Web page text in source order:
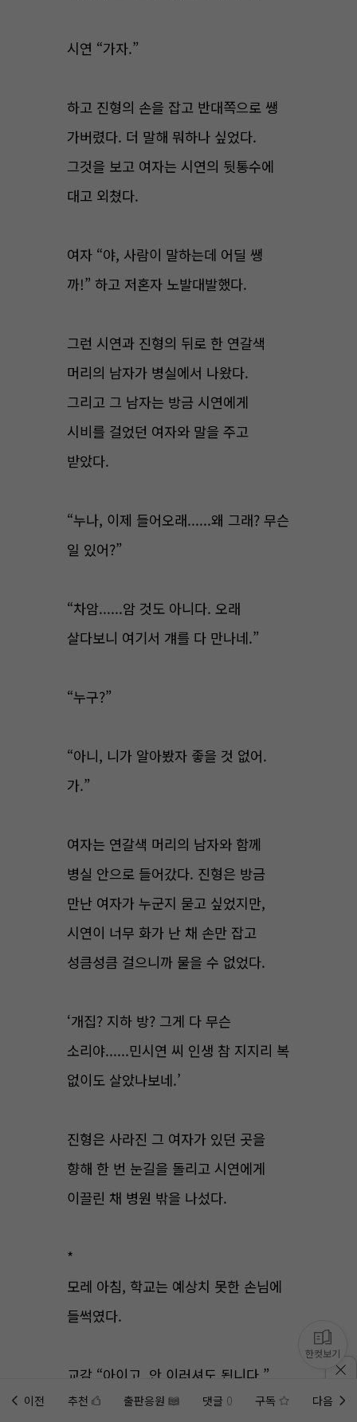
시연 “가자.”
하고 진형의 손을 잡고 반대쪽으로 쌩
가버렸다. 더 말해 뭐하나 싶었다.
그것을 보고 여자는 시연의 뒷통수에
대고 외쳤다.
여자 “야, 사람이 말하는데 어딜 쌩
까!” 하고 저혼자 노발대발했다.
그런 시연과 진형의 뒤로 한 연갈색
머리의 남자가 병실에서 나왔다.
그리고 그 남자는 방금 시연에게
시비를 걸었던 여자와 말을 주고
받았다.
“누나, 이제 들어오래......왜 그래? 무슨
일 있어?”
“차암......암 것도 아니다. 오래
살다보니 여기서 걔를 다 만나네.”
“누구?”
“아니, 니가 알아봤자 좋을 것 없어.
가.”
여자는 연갈색 머리의 남자와 함께
병실 안으로 들어갔다. 진형은 방금
만난 여자가 누군지 묻고 싶었지만,
시연이 너무 화가 난 채 손만 잡고
성큼성큼 걸으니까 물을 수 없었다.
‘개집? 지하 방? 그게 다 무슨
소리야......민시연 씨 인생 참 지지리 복
없이도 살았나보네.’
진형은 사라진 그 여자가 있던 곳을
향해 한 번 눈길을 돌리고 시연에게
이끌린 채 병원 밖을 나섰다.
*
모레 아침, 학교는 예상치 못한 손님에
들썩였다.
교감 “아이고, 안 이러셔도 됩니다.”
이전 추천 출판응원 댓글 0 구독 다음
한컷보기
홈에미노벨 웹추가하기 미노벨 앱설치하기